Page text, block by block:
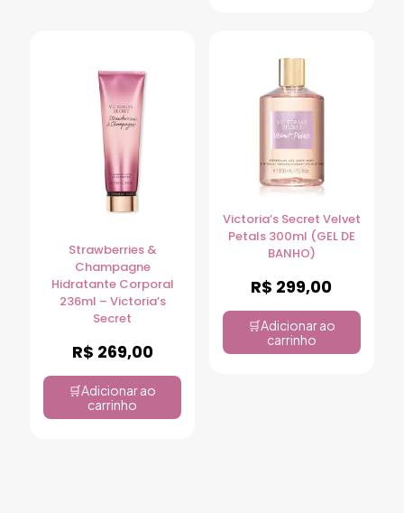
Strawberries &
Champagne
Hidratante Corporal
236ml – Victoria’s
Secret
R$ 269,00
Adicionar ao
carrinho
Victoria’s Secret Velvet
Petals 300ml (GEL DE
BANHO)
R$ 299,00
Adicionar ao
carrinho